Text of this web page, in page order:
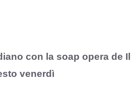
con la soap opera de
venerdì